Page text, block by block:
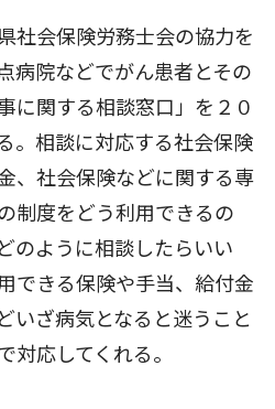
社会保険労務士会の協力を
病院などでがん患者とその
に関する相談窓口」を２０
。相談に対応する社会保険
、社会保険などに関する専
制度をどう利用できるの
のように相談したらいい
できる保険や手当、給付金
いざ病気となると迷うこと
対応してくれる。